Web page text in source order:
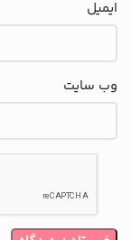
ایمیل
وب‌ سایت